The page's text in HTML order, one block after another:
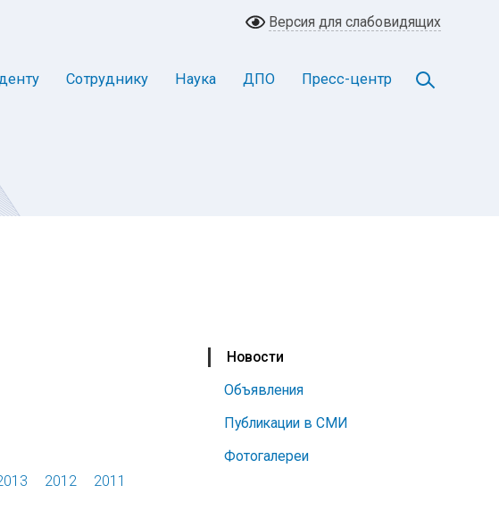
Версия для слабовидящих
Сотруднику Наука ДПО Пресс-центр
Новости
Объявления
Публикации в СМИ
Фотогалереи
2012
2011